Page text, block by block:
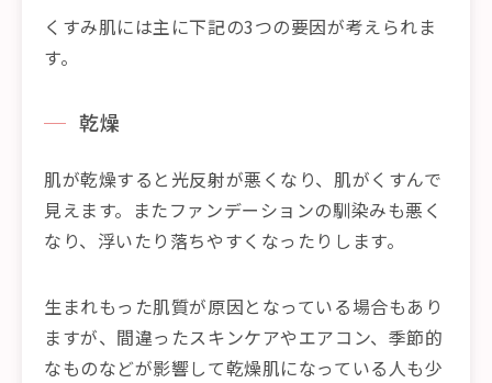
くすみ肌には主に下記の3つの要因が考えられま
す。
乾燥
肌が乾燥すると光反射が悪くなり、肌がくすんで
見えます。またファンデーションの馴染みも悪く
なり、浮いたり落ちやすくなったりします。
生まれもった肌質が原因となっている場合もあり
ますが、間違ったスキンケアやエアコン、季節的
なものなどが影響して乾燥肌になっている人も少